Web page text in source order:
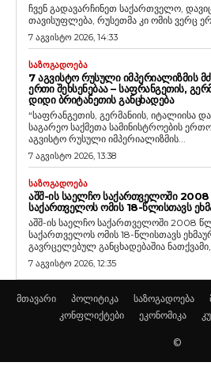
ჩვენ გადავარჩინეთ საქართველო,
თავისუფლება, რუსეთმა კი ომის ვერც
7 აგვისტო 2026, 14:33
ᲡᲐᲖᲝᲒᲐᲓᲝᲔᲑᲐ
7 ᲐᲒᲕᲘᲡᲢᲝ ᲠᲣᲡᲣᲚᲘ ᲘᲛᲞᲔᲠᲘᲐᲚᲘᲖᲛᲘᲡ
ᲔᲠᲗᲘ ᲨᲔᲮᲡᲔᲜᲔᲑᲐᲐ – ᲡᲐᲤᲠᲐᲜᲒᲔᲗᲘᲡ,
ᲓᲘᲓᲘ ᲑᲠᲘᲢᲐᲜᲔᲗᲘᲡ ᲒᲐᲜᲪᲮᲐᲓᲔᲑᲐ
“საფრანგეთის, გერმანიის, იტალიისა
საგარეო საქმეთა სამინისტროების
აგვისტო რუსული იმპერიალიზმის...
7 აგვისტო 2026, 13:38
ᲡᲐᲖᲝᲒᲐᲓᲝᲔᲑᲐ
ᲐᲨᲨ-ᲘᲡ ᲡᲐᲔᲚᲩᲝ ᲡᲐᲥᲐᲠᲗᲕᲔᲚᲝᲨᲘ
ᲡᲐᲥᲐᲠᲗᲕᲔᲚᲝᲡ ᲝᲛᲘᲡ 18-ᲬᲚᲘᲡᲗᲐᲕᲡ
აშშ-ის საელჩო საქართველოში 2008
საქართველოს ომის 18-წლისთავს ეხმაურება. როგორც
გავრცელებულ განცხადებაშია
7 აგვისტო 2026, 12:35
მთავარი პოლიტიკა საზოგადოება
კონფლიქტები
ეკონომიკა
©